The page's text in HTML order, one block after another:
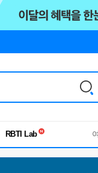
독서유형검사